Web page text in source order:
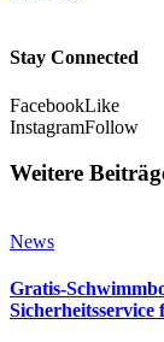
Stay Connected
FacebookLike
InstagramFollow
Weitere
News
Gratis-
Sicherheitsservice